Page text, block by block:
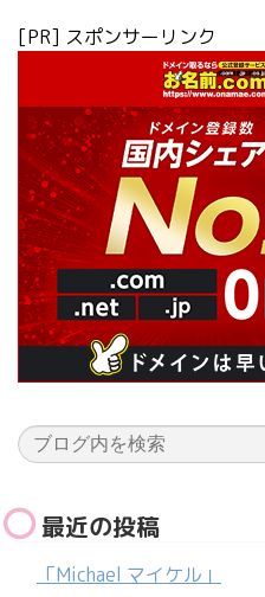
[PR] スポンサーリンク
最近の投稿
「Michael マイケル」